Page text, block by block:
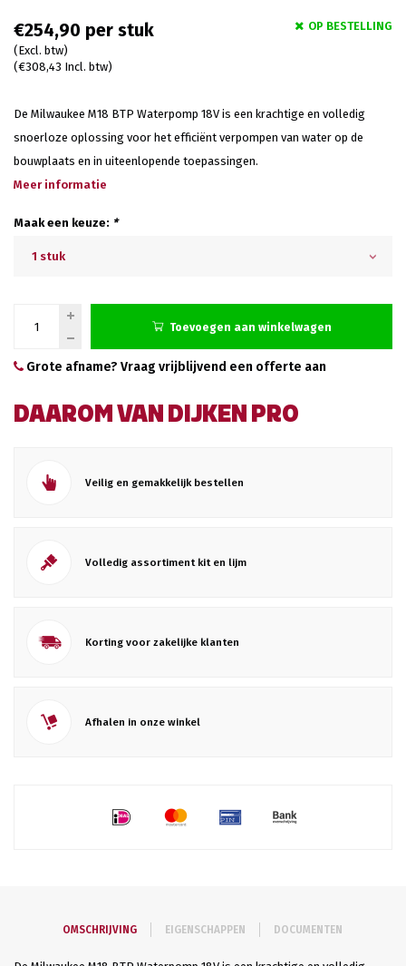
€254,90
(Excl. btw)
(€308,43 Incl. btw)
OP BESTELLING
De Milwaukee M18 BTP Waterpomp 18V is een krachtige en volledig
snoerloze oplossing voor het efficiënt verpompen van water op de
bouwplaats en in uiteenlopende toepassingen.
Meer informatie
Maak een keuze: *
1 stuk
Toevoegen aan winkelwagen
Grote afname? Vraag vrijblijvend een offerte aan
DAAROM VAN DIJKEN PRO
Veilig en gemakkelijk bestellen
Volledig assortiment kit en lijm
Korting voor zakelijke klanten
Afhalen in onze winkel
OMSCHRIJVING EIGENSCHAPPEN DOCUMENTEN